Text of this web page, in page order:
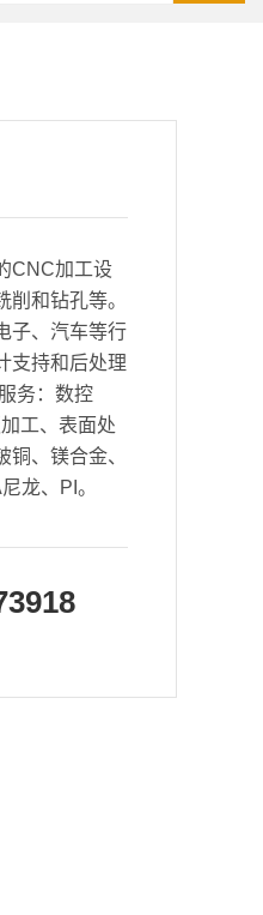
CNC加工设
和钻孔等。
子、汽车等行
支持和后处理
务：数控
工、表面处
、镁合金、
龙、PI。